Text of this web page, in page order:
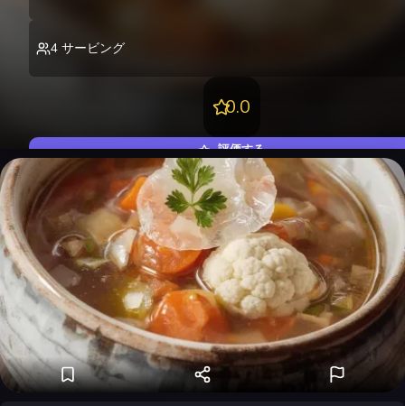
4 サービング
0.0
評価する